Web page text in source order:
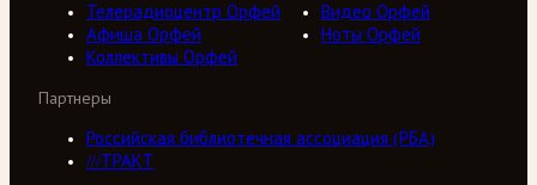
Телерадиоцентр Орфей
Видео Орфей
Афиша Орфей
Ноты Орфей
Коллективы Орфей
Партнеры
Российская библиотечная ассоциация (РБА)
///ТРАКТ